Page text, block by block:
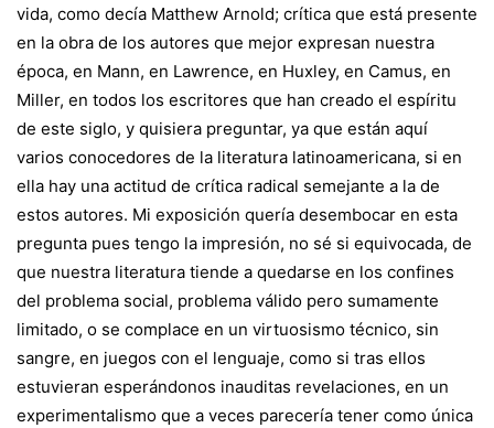
vida, como decía Matthew Arnold; crítica que está presente
en la obra de los autores que mejor expresan nuestra
época, en Mann, en Lawrence, en Huxley, en Camus, en
Miller, en todos los escritores que han creado el espíritu
de este siglo, y quisiera preguntar, ya que están aquí
varios conocedores de la literatura latinoamericana, si en
ella hay una actitud de crítica radical semejante a la de
estos autores. Mi exposición quería desembocar en esta
pregunta pues tengo la impresión, no sé si equivocada, de
que nuestra literatura tiende a quedarse en los confines
del problema social, problema válido pero sumamente
limitado, o se complace en un virtuosismo técnico, sin
sangre, en juegos con el lenguaje, como si tras ellos
estuvieran esperándonos inauditas revelaciones, en un
experimentalismo que a veces parecería tener como única